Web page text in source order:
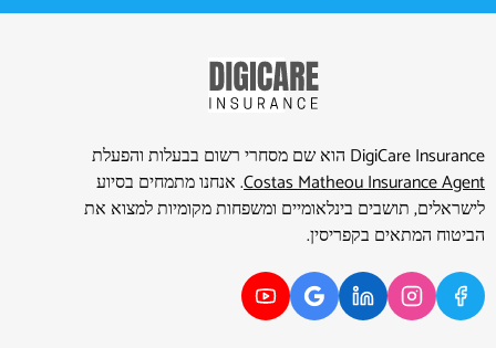
DigiCare Insurance הוא שם מסחרי רשום בבעלות והפעלת
Costas Matheou Insurance Agent. אנחנו מתמחים בסיוע
לישראלים, תושבים בינלאומיים ומשפחות מקומיות למצוא את
הביטוח המתאים בקפריסין.